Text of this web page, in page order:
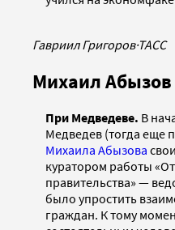
Гавриил Григоров·ТАСС
Михаил Абызов
При Медведеве. В
Медведев (тогда еще
Михаила Абызова
куратором работы
правительства» —
было упростить
граждан. К тому